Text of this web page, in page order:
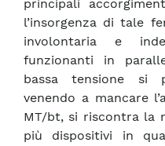
principali
l’insorgenza di tale
involontaria e
funzionanti in
bassa tensione si
venendo a mancare
MT/bt, si riscontra la
più dispositivi in